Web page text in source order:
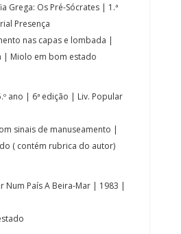
Grega: Os Pré-Sócrates | 1.ª
Presença
nas capas e lombada |
| Miolo em bom estado
ano | 6ª edição | Liv. Popular
sinais de manuseamento |
( contém rubrica do autor)
Num País A Beira-Mar | 1983 |